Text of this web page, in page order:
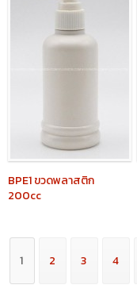
BPE1ขวดพลาสติก
200cc
1 2 3 4